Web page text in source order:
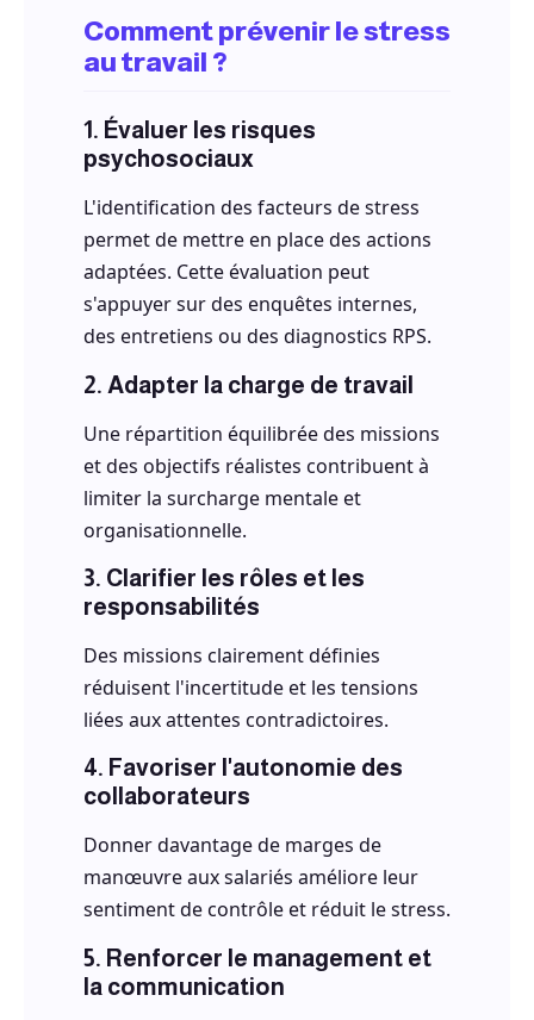
Comment prévenir le stress
au travail ?
1. Évaluer les risques
psychosociaux
L'identification des facteurs de stress
permet de mettre en place des actions
adaptées. Cette évaluation peut
s'appuyer sur des enquêtes internes,
des entretiens ou des diagnostics RPS.
2. Adapter la charge de travail
Une répartition équilibrée des missions
et des objectifs réalistes contribuent à
limiter la surcharge mentale et
organisationnelle.
3. Clarifier les rôles et les
responsabilités
Des missions clairement définies
réduisent l'incertitude et les tensions
liées aux attentes contradictoires.
4. Favoriser l'autonomie des
collaborateurs
Donner davantage de marges de
manœuvre aux salariés améliore leur
sentiment de contrôle et réduit le stress.
5. Renforcer le management et
la communication